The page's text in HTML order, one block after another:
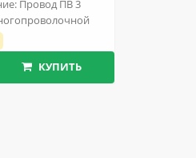
Провод ПВ 3
КУПИТЬ